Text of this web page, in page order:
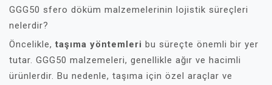
GGG50 sfero döküm malzemelerinin lojistik süreçleri
nelerdir?
Öncelikle,taşıma yöntemleri bu süreçte önemli bir yer
tutar. GGG50 malzemeleri, genellikle ağır ve hacimli
ürünlerdir. Bu nedenle, taşıma için özel araçlar ve